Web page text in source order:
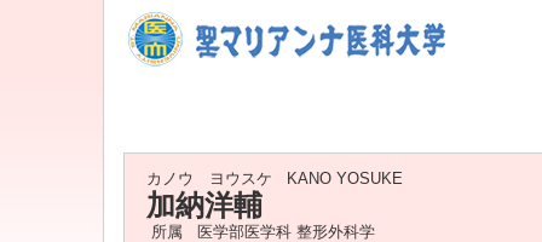
カノウ ヨウスケ KANO YOSUKE
加納洋輔
所属
医学部医学科 整形外科学